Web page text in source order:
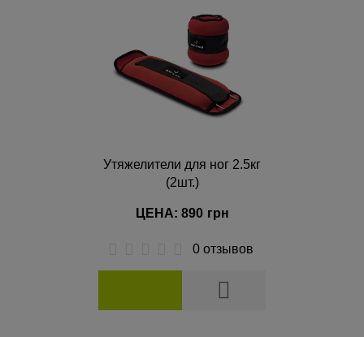
Утяжелители для ног 2.5кг
(2шт.)
ЦЕНА: 890 грн
0 отзывов